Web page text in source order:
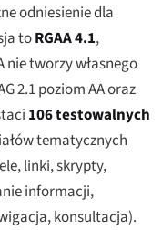
odniesienie dla
toRGAA 4.1,
nie tworzy własnego
2.1 poziom AA oraz
106 testowalnych
tematycznych
linki, skrypty,
informacji,
konsultacja).